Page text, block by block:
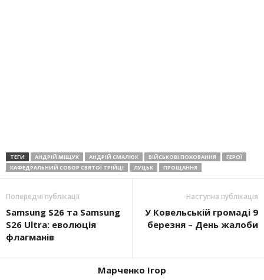
ТЕГИ АНДРІЙ МІЩУК АНДРІЙ СМАЛЮК ВІЙСЬКОВІ ПОХОВАННЯ
ГЕРОЇ
КАФЕДРАЛЬНИЙ СОБОР СВЯТОЇ ТРІЙЦІ
ЛУЦЬК ПРОЩАННЯ
Попередні публікації
Samsung S26 та Samsung
S26 Ultra: еволюція
флагманів
Наступна публікація
У Ковельській громаді 9
березня – День жалоби
Марченко Ігор